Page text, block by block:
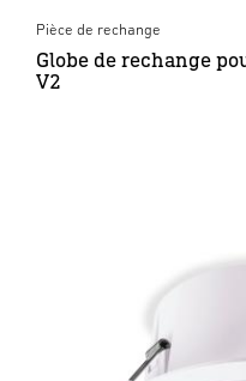
Pièce de rechange
Globe de rechange
V2